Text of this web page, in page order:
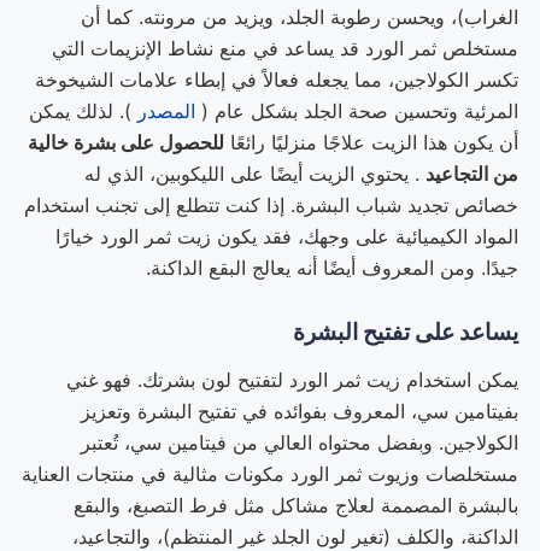
الغراب)، ويحسن رطوبة الجلد، ويزيد من مرونته. كما أن
مستخلص ثمر الورد قد يساعد في منع نشاط الإنزيمات التي
تكسر الكولاجين، مما يجعله فعالاً في إبطاء علامات الشيخوخة
المرئية وتحسين صحة الجلد بشكل عام ( المصدر ). لذلك يمكن
أن يكون هذا الزيت علاجًا منزليًا رائعًا للحصول على بشرة خالية
من التجاعيد . يحتوي الزيت أيضًا على الليكوبين، الذي له
خصائص تجديد شباب البشرة. إذا كنت تتطلع إلى تجنب استخدام
المواد الكيميائية على وجهك، فقد يكون زيت ثمر الورد خيارًا
جيدًا. ومن المعروف أيضًا أنه يعالج البقع الداكنة.
يساعد على تفتيح البشرة
يمكن استخدام زيت ثمر الورد لتفتيح لون بشرتك. فهو غني
بفيتامين سي، المعروف بفوائده في تفتيح البشرة وتعزيز
الكولاجين. وبفضل محتواه العالي من فيتامين سي، تُعتبر
مستخلصات وزيوت ثمر الورد مكونات مثالية في منتجات العناية
بالبشرة المصممة لعلاج مشاكل مثل فرط التصبغ، والبقع
الداكنة، والكلف (تغير لون الجلد غير المنتظم)، والتجاعيد،